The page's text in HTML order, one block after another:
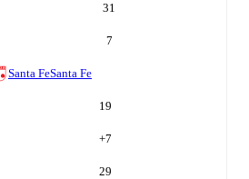
31
7
Santa FeSanta Fe
19
+7
29